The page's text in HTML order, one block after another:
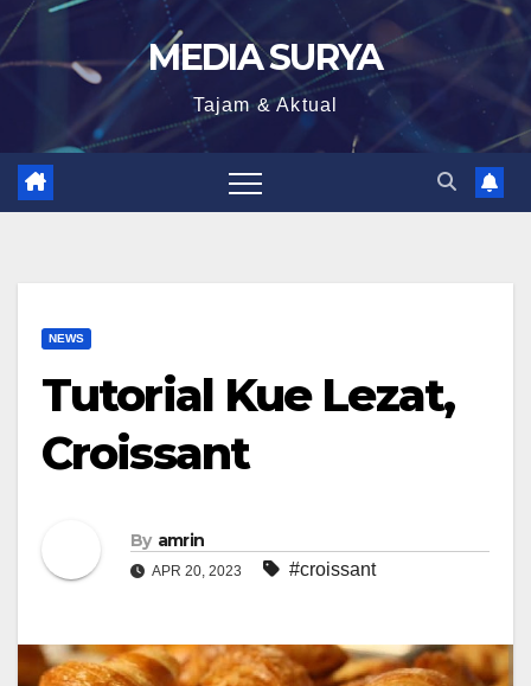
MEDIA SURYA
Tajam & Aktual
NEWS
Tutorial Kue Lezat,
Croissant
By amrin
APR 20, 2023 #croissant